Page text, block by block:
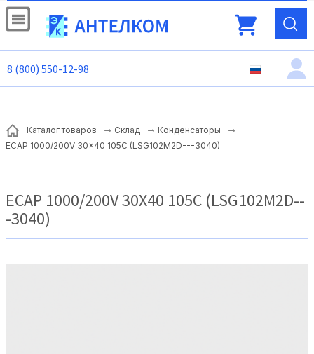
8 (800) 550-12-98
Каталог товаров Склад
Конденсаторы
ECAP 1000/200V 30x40 105C (LSG102M2D---3040)
ECAP 1000/200V 30X40 105C (LSG102M2D--
-3040)